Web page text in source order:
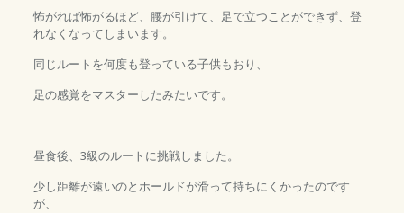
怖がれば怖がるほど、腰が引けて、足で立つことができず、登
れなくなってしまいます。
同じルートを何度も登っている子供もおり、
足の感覚をマスターしたみたいです。
昼食後、3級のルートに挑戦しました。
少し距離が遠いのとホールドが滑って持ちにくかったのです
が、